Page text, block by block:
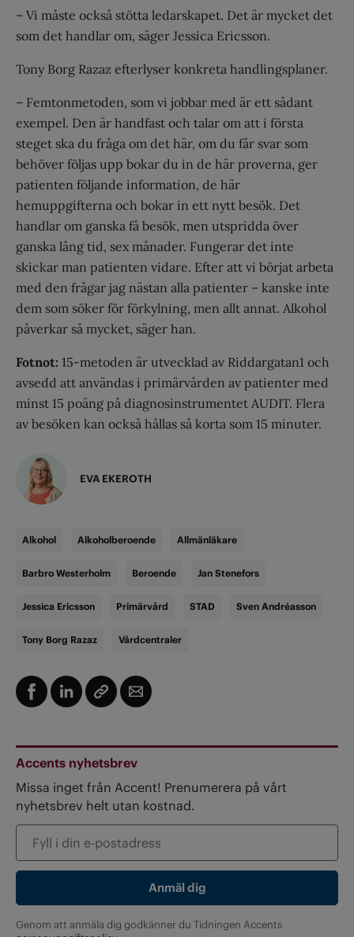
– Vi måste också stötta ledarskapet. Det är mycket det
som det handlar om, säger Jessica Ericsson.
Tony Borg Razaz efterlyser konkreta handlingsplaner.
– Femtonmetoden, som vi jobbar med är ett sådant
exempel. Den är handfast och talar om att i första
steget ska du fråga om det här, om du får svar som
behöver följas upp bokar du in de här proverna, ger
patienten följande information, de här
hemuppgifterna och bokar in ett nytt besök. Det
handlar om ganska få besök, men utspridda över
ganska lång tid, sex månader. Fungerar det inte
skickar man patienten vidare. Efter att vi börjat arbeta
med den frågar jag nästan alla patienter – kanske inte
dem som söker för förkylning, men allt annat. Alkohol
påverkar så mycket, säger han.
Fotnot: 15-metoden är utvecklad av Riddargatan1 och
avsedd att användas i primärvården av patienter med
minst 15 poäng på diagnosinstrumentet AUDIT. Flera
av besöken kan också hållas så korta som 15 minuter.
EVA EKEROTH
Alkohol Alkoholberoende Allmänläkare
Barbro Westerholm Beroende Jan Stenefors
Jessica Ericsson Primärvård STAD Sven Andréasson
Tony Borg Razaz Vårdcentraler
Accents nyhetsbrev
Missa inget från Accent! Prenumerera på vårt
nyhetsbrev helt utan kostnad.
Genom att anmäla dig godkänner du Tidningen Accents